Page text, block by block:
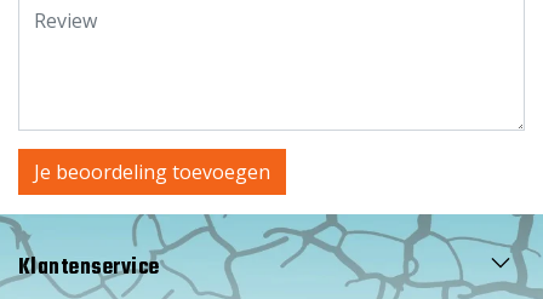
Je beoordeling toevoegen
Klantenservice